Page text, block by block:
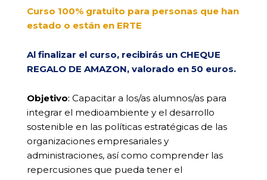
Curso 100% gratuito para personas que han
estado o están en ERTE
Al finalizar el curso, recibirás un CHEQUE
REGALO DE AMAZON, valorado en 50 euros.
Objetivo: Capacitar a los/as alumnos/as para
integrar el medioambiente y el desarrollo
sostenible en las políticas estratégicas de las
organizaciones empresariales y
administraciones, así como comprender las
repercusiones que pueda tener el